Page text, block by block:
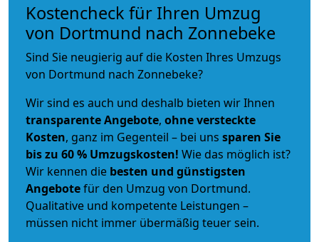
Kostencheck für Ihren Umzug
von Dortmund nach Zonnebeke
Sind Sie neugierig auf die Kosten Ihres Umzugs
von Dortmund nach Zonnebeke?
Wir sind es auch und deshalb bieten wir Ihnen
transparente Angebote, ohne versteckte
Kosten, ganz im Gegenteil – bei uns sparen Sie
bis zu 60 % Umzugskosten! Wie das möglich ist?
Wir kennen die besten und günstigsten
Angebotefür den Umzug von Dortmund.
Qualitative und kompetente Leistungen –
müssen nicht immer übermäßig teuer sein.